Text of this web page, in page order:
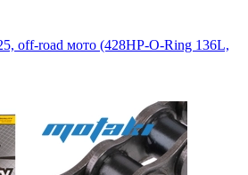
off-road мото (428HP-O-Ring 136L,